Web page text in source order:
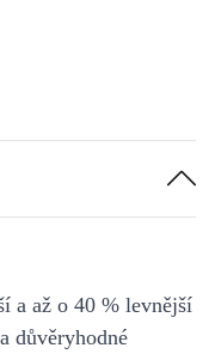
a až o 40 % levnější
důvěryhodné